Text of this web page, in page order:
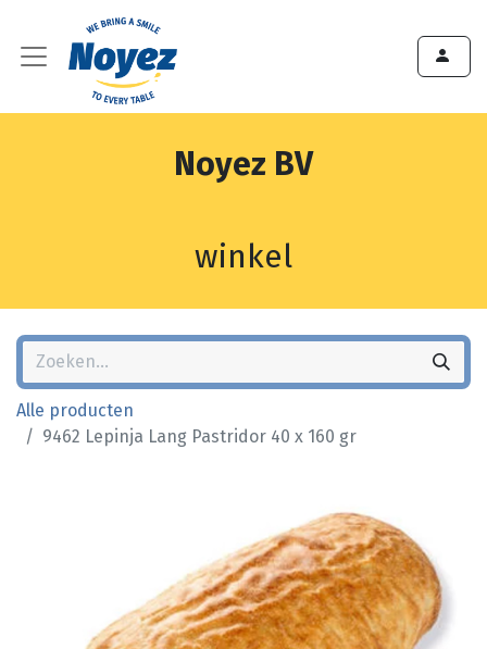
Noyez BV
winkel
Alle producten
9462 Lepinja Lang Pastridor 40 x 160 gr